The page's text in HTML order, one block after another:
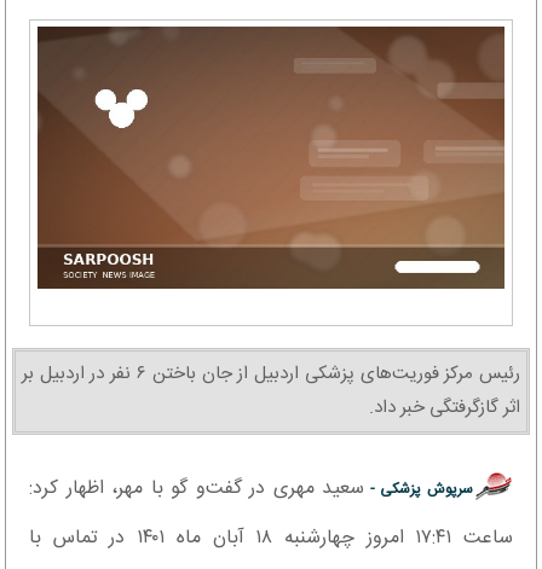
رئیس مرکز فوریت‌های پزشکی اردبیل از جان باختن ۶ نفر در اردبیل بر
اثر گازگرفتگی خبر داد.
سرپوش پزشکی - سعید مهری در گفت‌و گو با مهر، اظهار کرد:
ساعت ۱۷:۴۱ امروز چهارشنبه ۱۸ آبان ماه ۱۴۰۱ در تماس با